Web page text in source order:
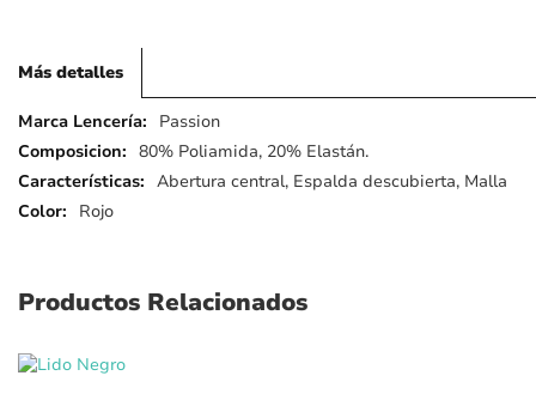
Más detalles
Más
detalles
Passion
80% Poliamida, 20% Elastán.
Abertura central, Espalda descubierta, Malla
Rojo
Productos Relacionados